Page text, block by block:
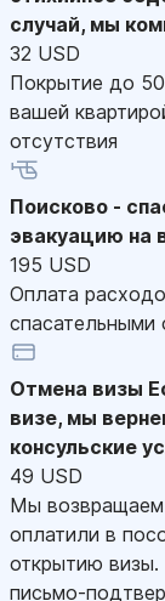
случай, мы
32 USD
Покрытие до
вашей
отсутствия
Поисково -
эвакуацию на
195 USD
Оплата
спасательными
Отмена визы
визе, мы
консульские
49 USD
Мы
оплатили в
открытию
письмо-